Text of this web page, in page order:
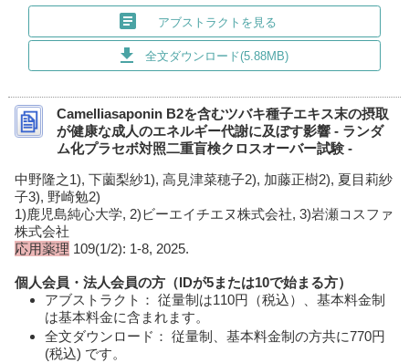
article アブストラクトを見る
download 全文ダウンロード(5.88MB)
Camelliasaponin B2を含むツバキ種子エキス末の摂取
が健康な成人のエネルギー代謝に及ぼす影響 - ランダ
ム化プラセボ対照二重盲検クロスオーバー試験 -
中野隆之1), 下薗梨紗1), 高見津菜穂子2), 加藤正樹2), 夏目莉紗
子3), 野崎勉2)
1)鹿児島純心大学, 2)ビーエイチエヌ株式会社, 3)岩瀬コスファ
株式会社
応用薬理 109(1/2): 1-8, 2025.
個人会員・法人会員の方（IDが5または10で始まる方）
アブストラクト： 従量制は110円（税込）、基本料金制
は基本料金に含まれます。
全文ダウンロード： 従量制、基本料金制の方共に770円
(税込) です。